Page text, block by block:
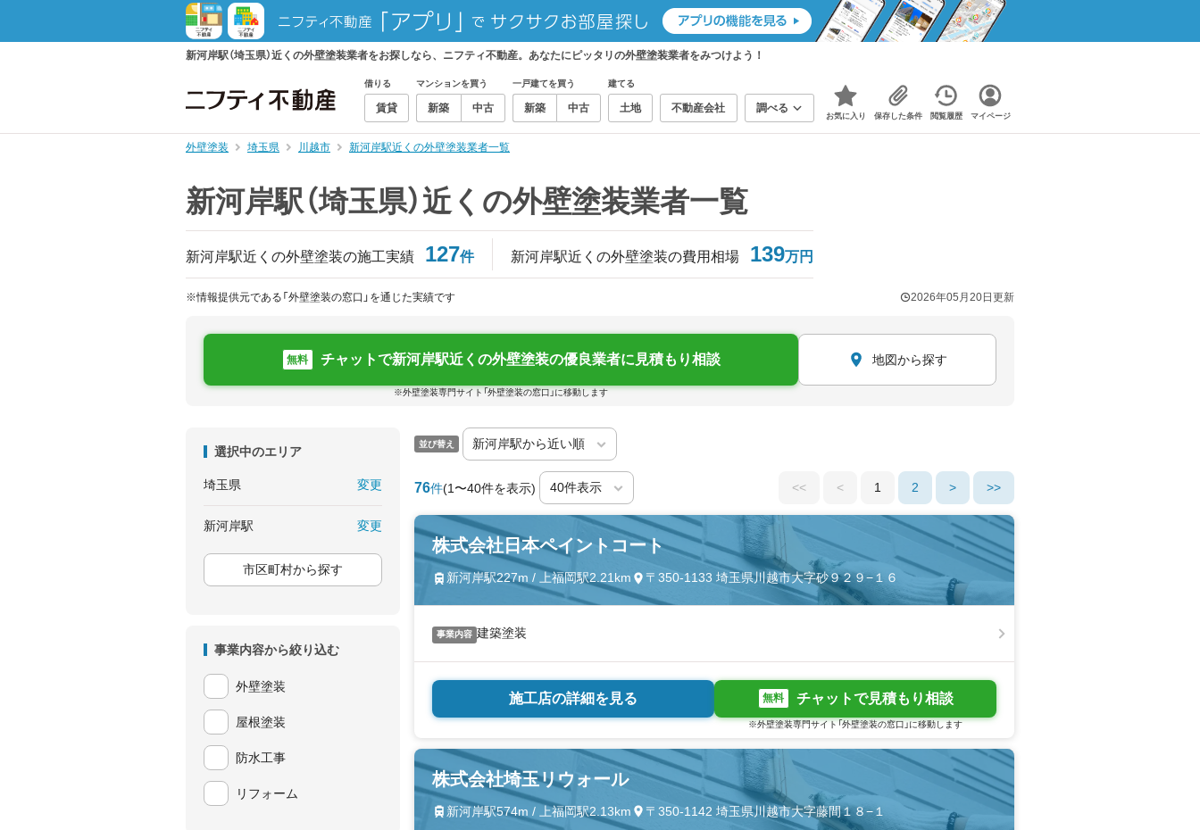
新河岸駅（埼玉県）近くの外壁塗装業者をお探しなら、ニフティ不動産。あなたにピッタリの外壁塗装業者をみつけよう！
借りる
賃貸
マンションを買う
新築 中古
一戸建てを買う
新築 中古
建てる
土地 不動産会社 調べる
お気に入り 保存した条件 閲覧履歴 マイページ
外壁塗装 埼玉県 川越市 新河岸駅近くの外壁塗装業者一覧
新河岸駅（埼玉県）近くの外壁塗装業者一覧
新河岸駅近くの外壁塗装の施工実績 127件 新河岸駅近くの外壁塗装の費用相場 139万円
※情報提供元である「外壁塗装の窓口」を通じた実績です 2026年05月20日 更新
無料 チャットで新河岸駅近くの外壁塗装の優良業者に見積もり相談 地図から探す
※外壁塗装専門サイト「外壁塗装の窓口」に移動します
選択中のエリア
埼玉県 変更
新河岸駅 変更
市区町村から探す
事業内容から絞り込む
外壁塗装
屋根塗装
防水工事
リフォーム
並び替え
76件(1〜40件を表示) << < 1 2 > >>
株式会社日本ペイントコート
新河岸駅227m / 上福岡駅2.21km 〒350-1133 埼玉県川越市大字砂９２９−１６
事業内容 建築塗装
施工店の詳細を見る 無料 チャットで見積もり相談
※外壁塗装専門サイト「外壁塗装の窓口」に移動します
株式会社埼玉リウォール
新河岸駅574m / 上福岡駅2.13km 〒350-1142 埼玉県川越市大字藤間１８−１